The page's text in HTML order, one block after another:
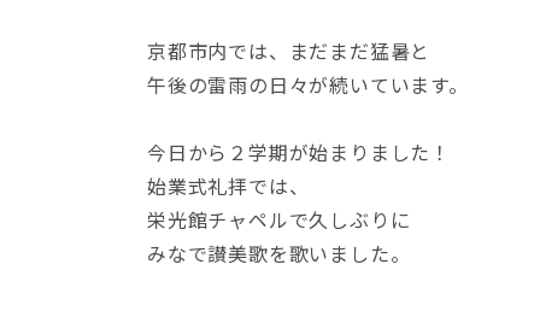
京都市内では、まだまだ猛暑と
午後の雷雨の日々が続いています。
今日から２学期が始まりました！
始業式礼拝では、
栄光館チャペルで久しぶりに
みなで讃美歌を歌いました。